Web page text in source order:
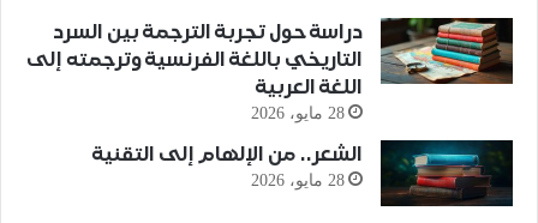
دراسة حول تجربة الترجمة بين السرد
التاريخي باللغة الفرنسية وترجمته إلى
اللغة العربية
28 مايو، 2026
الشعر.. من الإلهام إلى التقنية
28 مايو، 2026